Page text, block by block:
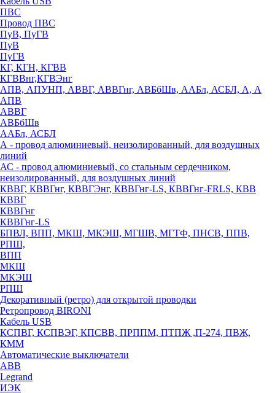
ПВС
Провод ПВС
ПуВ, ПуГВ
ПуВ
ПуГВ
КГ, КГН, КГВВ
КГВВнг,КГВЭнг
АПВ, АПУНП, АВВГ, АВВГнг, АВБбШв, ААБл, АСБЛ, А, А
АПВ
АВВГ
АВБбШв
ААБл, АСБЛ
А - провод алюминиевый, неизолированный, для воздушных
линий
АС - провод алюминиевый, со стальным сердечником,
неизолированный, для воздушных линий
КВВГ, КВВГнг, КВВГЭнг, КВВГнг-LS, КВВГнг-FRLS, КВВ
КВВГ
КВВГнг
КВВГнг-LS
БПВЛ, ВПП, МКШ, МКЭШ, МГШВ, МГТФ, ПНСВ, ППВ,
РПШ,
ВПП
МКШ
МКЭШ
РПШ
Декоративный (ретро) для открытой проводки
Ретропровод BIRONI
Кабель USB
КСПВГ, КСПВЭГ, КПСВВ, ПРППМ, ПТПЖ ,П-274, ПВЖ,
КММ
Автоматические выключатели
ABB
Legrand
ИЭК